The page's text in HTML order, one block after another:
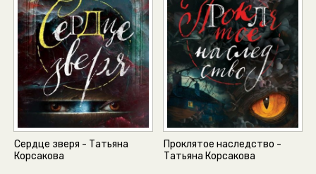
Сердце зверя - Татьяна
Корсакова
Проклятое наследство -
Татьяна Корсакова